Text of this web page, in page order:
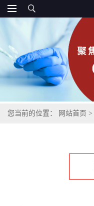
您当前的位置： 网站首页 >